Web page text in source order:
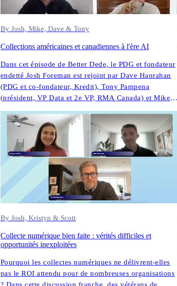
By Josh, Mike, Dave & Tony
Collections américaines et canadiennes à l'ère AI
Dans cet épisode de Better Dede, le PDG et fondateur
endetté Josh Foreman est rejoint par Dave Hanrahan
(PDG et co-fondateur, Kredit), Tony Pampena
(président, VP Data et 2e VP, RMA Canada) et Mike
compliance, de la performance du North.
By Josh, Kristyn & Scott
Collecte numérique bien faite : vérités difficiles et
opportunités inexploitées
Pourquoi les collectes numériques ne délivrent-elles
pas le ROI attendu pour de nombreuses organisations